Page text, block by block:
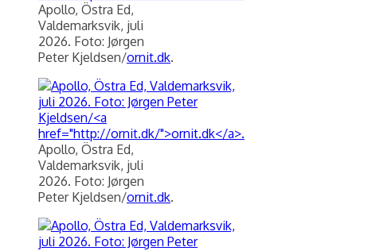
Apollo, Östra Ed,
Valdemarksvik, juli
2026. Foto: Jørgen
Peter Kjeldsen/ornit.dk.
Apollo, Östra Ed,
Valdemarksvik, juli
2026. Foto: Jørgen
Peter Kjeldsen/ornit.dk.